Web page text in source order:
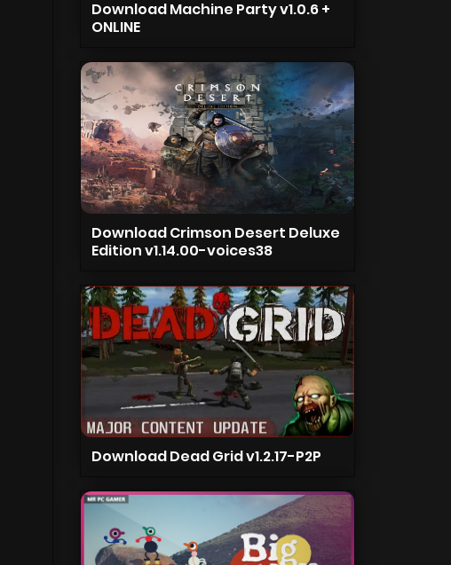
Download Machine Party v1.0.6 +
ONLINE
Download Crimson Desert Deluxe
Edition v1.14.00-voices38
Download Dead Grid v1.2.17-P2P